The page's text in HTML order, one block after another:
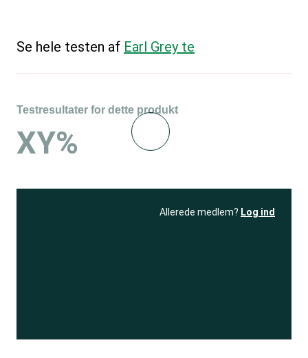
Se hele testen af Earl Grey te
Testresultater for dette produkt
XY%
Allerede medlem? Log ind